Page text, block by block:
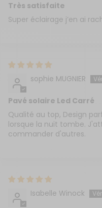
Très satisfaite
Super éclairage j’en ai
sophie MUGNIER
Pavé solaire Led Carré
Qualité au top, Design
lorsque la nuit tombe.
commander d'autres.
Isabelle Winock